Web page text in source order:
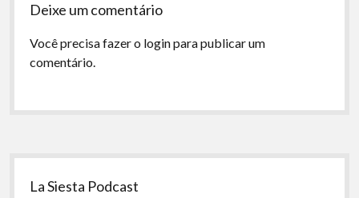
Deixe um comentário
Você precisa fazer o loginpara publicar um
comentário.
Sidebar
La Siesta Podcast